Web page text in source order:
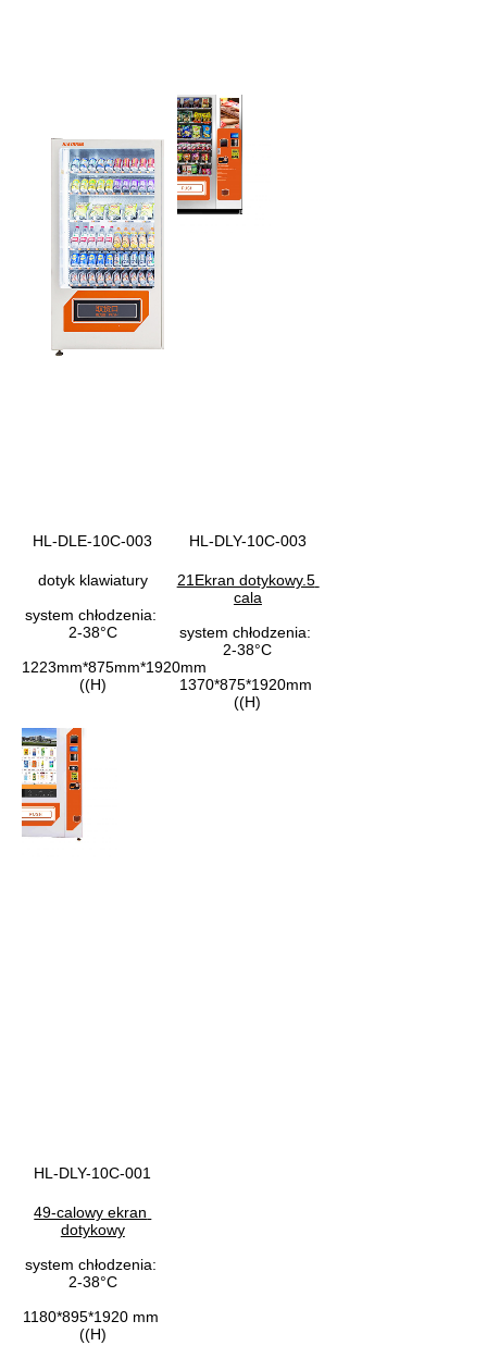
HL-DLE-10C-003
dotyk klawiatury
system chłodzenia:
2-38°C
1223mm*875mm*1920mm
((H)
HL-DLY-10C-003
21Ekran dotykowy.5
cala
system chłodzenia:
2-38°C
1370*875*1920mm
((H)
HL-DLY-10C-001
49-calowy ekran
dotykowy
system chłodzenia:
2-38°C
1180*895*1920 mm
((H)